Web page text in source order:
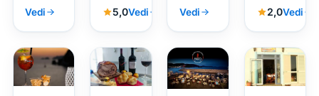
Ponza
Vedi 5,0Vedi Vedi
incarna
l'autentica
dell'isola
2,0Vedi